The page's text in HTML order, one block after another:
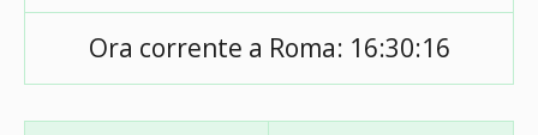
Ora corrente a Roma: 16:30:16